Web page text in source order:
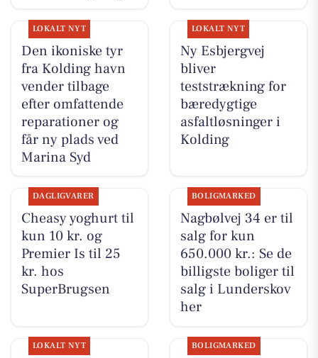
LOKALT NYT
Den ikoniske tyr
fra Kolding havn
vender tilbage
efter omfattende
reparationer og
får ny plads ved
Marina Syd
LOKALT NYT
Ny Esbjergvej
bliver
teststrækning for
bæredygtige
asfaltløsninger i
Kolding
DAGLIGVARER
Cheasy yoghurt til
kun 10 kr. og
Premier Is til 25
kr. hos
SuperBrugsen
BOLIGMARKED
Nagbølvej 34 er til
salg for kun
650.000 kr.: Se de
billigste boliger til
salg i Lunderskov
her
LOKALT NYT BOLIGMARKED